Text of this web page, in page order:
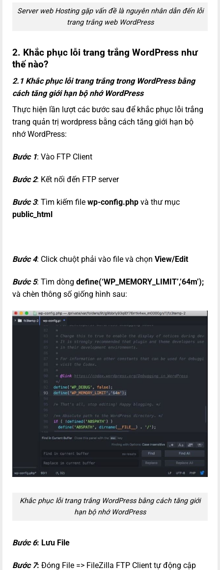
Server web Hosting gặp vấn đề là nguyên nhân dẫn đến lỗi
trang trắng web WordPress
2. Khắc phục lỗi trang trắng WordPress như
thế nào?
2.1 Khắc phục lỗi trang trắng trong WordPress bằng
cách tăng giới hạn bộ nhớ WordPress
Thực hiện lần lượt các bước sau để khắc phục lỗi trắng
trang quản trị wordpress bằng cách tăng giới hạn bộ
nhớ WordPress:
Bước 1: Vào FTP Client
Bước 2: Kết nối đến FTP server
Bước 3: Tìm kiếm file wp-config.php và thư mục
public_html
Bước 4: Click chuột phải vào file và chọn View/Edit
Bước 5: Tìm dòng define(‘WP_MEMORY_LIMIT’,’64m’);
và chèn thông số giống hình sau:
Khắc phục lỗi trang trắng WordPress bằng cách tăng giới
hạn bộ nhớ WordPress
Bước 6: Lưu File
Bước 7: Đóng File => FileZilla FTP Client tự động cập